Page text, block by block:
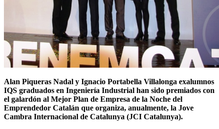
Alan Piqueras Nadal y Ignacio Portabella Villalonga exalumnos
IQS graduados en Ingeniería Industrial han sido premiados con
el galardón al Mejor Plan de Empresa de la Noche del
Emprendedor Catalán que organiza, anualmente, la Jove
Cambra Internacional de Catalunya (JCI Catalunya).